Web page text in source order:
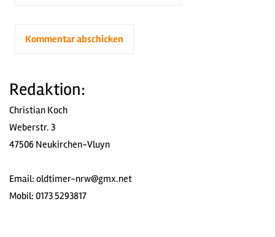
Redaktion:
Christian Koch
Weberstr. 3
47506 Neukirchen-Vluyn
Email: oldtimer-nrw@gmx.net
Mobil: 0173 5293817